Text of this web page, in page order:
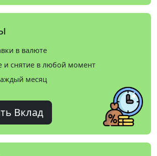
в валюте
снятие в любой момент
месяц
Вклад